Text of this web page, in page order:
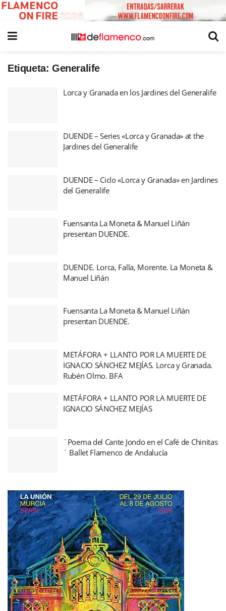
Etiqueta: Generalife
Lorca y Granada en los Jardines del Generalife
DUENDE – Series «Lorca y Granada» at the
Jardines del Generalife
DUENDE – Ciclo «Lorca y Granada» en Jardines
del Generalife
Fuensanta La Moneta & Manuel Liñán
presentan DUENDE.
DUENDE. Lorca, Falla, Morente. La Moneta &
Manuel Liñán
Fuensanta La Moneta & Manuel Liñán
presentan DUENDE.
METÁFORA + LLANTO POR LA MUERTE DE
IGNACIO SÁNCHEZ MEJÍAS. Lorca y Granada.
Rubén Olmo. BFA
METÁFORA + LLANTO POR LA MUERTE DE
IGNACIO SÁNCHEZ MEJÍAS
´Poema del Cante Jondo en el Café de Chinitas
´ Ballet Flamenco de Andalucía